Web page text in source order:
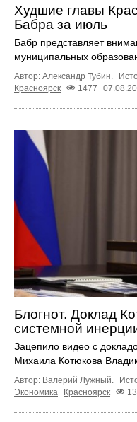
Худшие главы
Бабра за июль
Бабр представляет
муниципальных
Автор: Александр Тубин.
Красноярск
1477
Блогнот. Доклад
системной
Зацепило видео с
Михаила Котюкова
Автор: Валерий Лужный.
Экономика
Красноярск